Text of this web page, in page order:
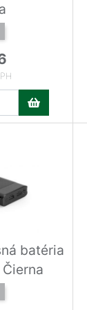
batéria